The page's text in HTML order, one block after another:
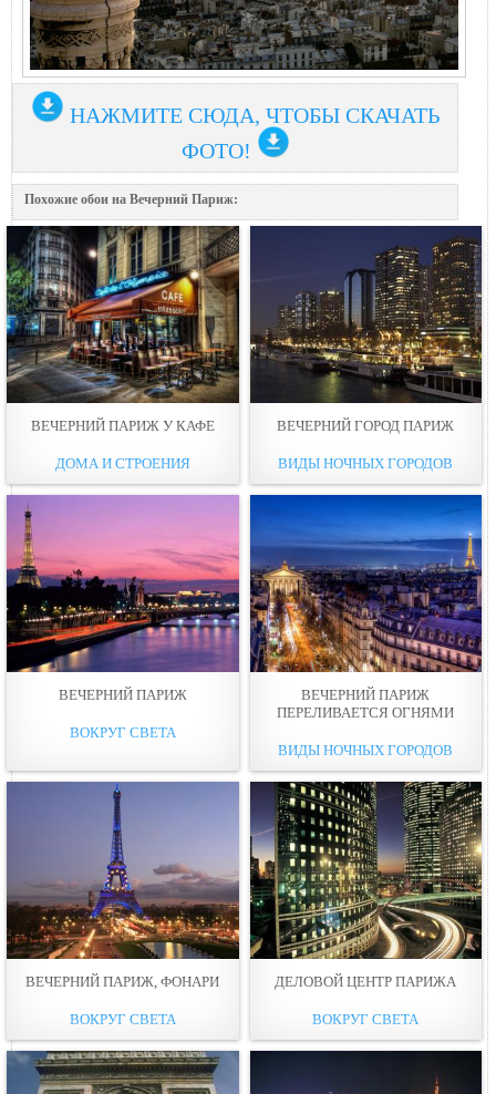
НАЖМИТЕ СЮДА, ЧТОБЫ СКАЧАТЬ
ФОТО!
Похожие обои на Вечерний Париж:
ВЕЧЕРНИЙ ПАРИЖ У КАФЕ
ДОМА И СТРОЕНИЯ
ВЕЧЕРНИЙ ГОРОД ПАРИЖ
ВИДЫ НОЧНЫХ ГОРОДОВ
ВЕЧЕРНИЙ ПАРИЖ
ВОКРУГ СВЕТА
ВЕЧЕРНИЙ ПАРИЖ
ПЕРЕЛИВАЕТСЯ ОГНЯМИ
ВИДЫ НОЧНЫХ ГОРОДОВ
ВЕЧЕРНИЙ ПАРИЖ, ФОНАРИ
ВОКРУГ СВЕТА
ДЕЛОВОЙ ЦЕНТР ПАРИЖА
ВОКРУГ СВЕТА